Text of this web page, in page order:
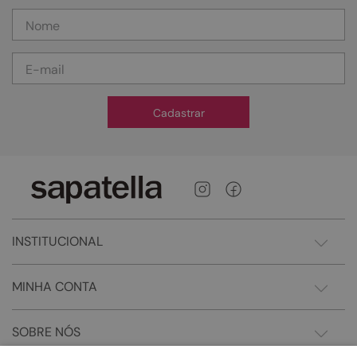
Cadastrar
INSTITUCIONAL
MINHA CONTA
SOBRE NÓS